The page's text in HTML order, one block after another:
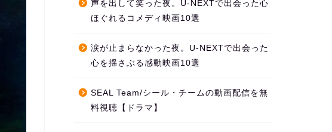
声を出して笑った夜。U-NEXTで出会った心
ほぐれるコメディ映画10選
涙が止まらなかった夜。U-NEXTで出会った
心を揺さぶる感動映画10選
SEAL Team/シール・チームの動画配信を無
料視聴【ドラマ】